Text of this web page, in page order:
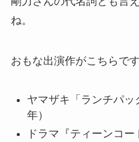
ね。
おもな出演作がこちらです
ヤマザキ「ランチパ
年）
ドラマ『ティーンコ